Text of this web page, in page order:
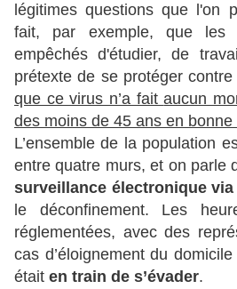
légitimes questions que l'on
fait, par exemple, que les
empêchés d'étudier, de
prétexte de se protéger
que ce virus n’a faitaucun
des moins de 45 ans en bonne
L’ensemble de la population
entre quatre murs, et on parle
surveillance électronique
le déconfinement. Les
réglementées, avec des
cas d’éloignement du
était en train de s’évader.